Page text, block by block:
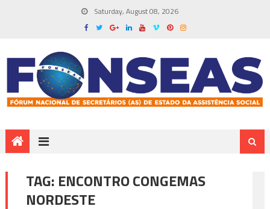
Saturday, August 08, 2026
TAG: ENCONTRO CONGEMAS
NORDESTE